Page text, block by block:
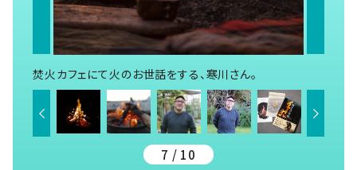
焚火カフェにて火のお世話をする、寒川さん。
7 / 10